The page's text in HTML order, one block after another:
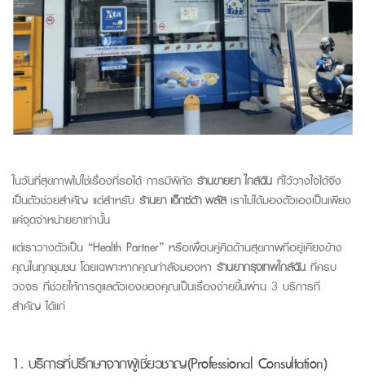
ในวันที่สุขภาพไม่ใช่เรื่องที่รอได้ การมีพิกัด ร้านขายยา ใกล้ฉัน ที่ไว้วางใจได้จึง
เป็นตัวช่วยสำคัญ แต่สำหรับ ร้านยา เอ็กซ์ต้า พลัส เราไม่ได้มองตัวเองเป็นเพียง
แค่จุดจำหน่ายยาเท่านั้น
แต่เราวางตัวเป็น “Health Partner” หรือเพื่อนคู่คิดด้านสุขภาพที่อยู่เคียงข้าง
คุณในทุกชุมชน โดยเฉพาะหากคุณกำลังมองหา ร้านยากรุงเทพใกล้ฉัน ที่ครบ
วงจร ที่ช่วยให้การดูแลตัวเองของคุณเป็นเรื่องง่ายขึ้นผ่าน 3 บริการที่
สำคัญ ได้แก่
1. บริการที่ปรึกษาจากผู้เชี่ยวชาญ(Professional Consultation)